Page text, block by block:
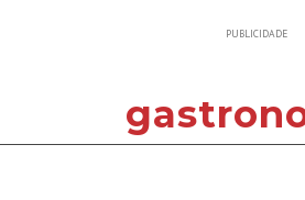
PUBLICIDADE